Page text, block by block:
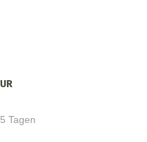
Tagen